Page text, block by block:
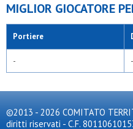
MIGLIOR GIOCATORE
Portiere
- -
©2013 - 2026 COMITATO
diritti riservati - C.F.